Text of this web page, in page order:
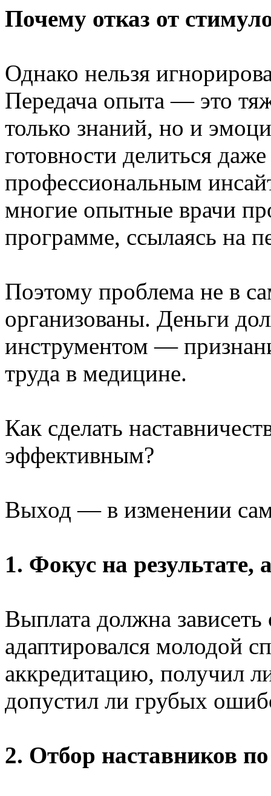
Почему отказ от
Однако нельзя
Передача опыта — это
только знаний, но и
готовности делиться
профессиональным
многие опытные врачи
программе, ссылаясь на
Поэтому проблема не в
организованы. Деньги
инструментом —
труда в медицине.
Как сделать
эффективным?
Выход — в изменении
1. Фокус на результате,
Выплата должна
адаптировался молодой
аккредитацию, получил
допустил ли грубых
2. Отбор наставников